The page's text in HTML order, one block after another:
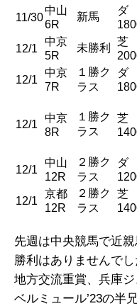
11/30
中山
6R
新馬
ダ
12/1
中京
5R
未勝利
芝
12/1
中京
7R
１勝ク
ラス
ダ
12/1
中京
8R
１勝ク
ラス
芝
12/1
中山
12R
２勝ク
ラス
ダ
12/1
京都
12R
２勝ク
ラス
芝
先週は中央競馬で近
勝利はありませんでし
地方交流重賞、兵庫ジ
ベルミュール’23の半